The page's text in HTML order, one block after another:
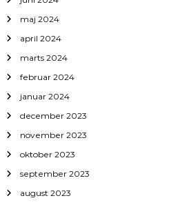
maj 2024
april 2024
marts 2024
februar 2024
januar 2024
december 2023
november 2023
oktober 2023
september 2023
august 2023